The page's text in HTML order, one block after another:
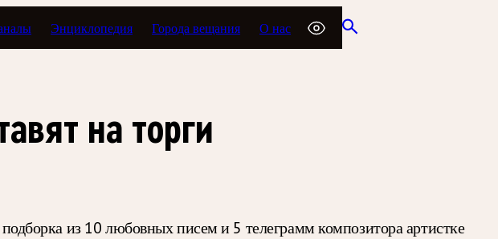
Энциклопедия Города вещания О нас
на торги
из 10 любовных писем и 5 телеграмм композитора артистке